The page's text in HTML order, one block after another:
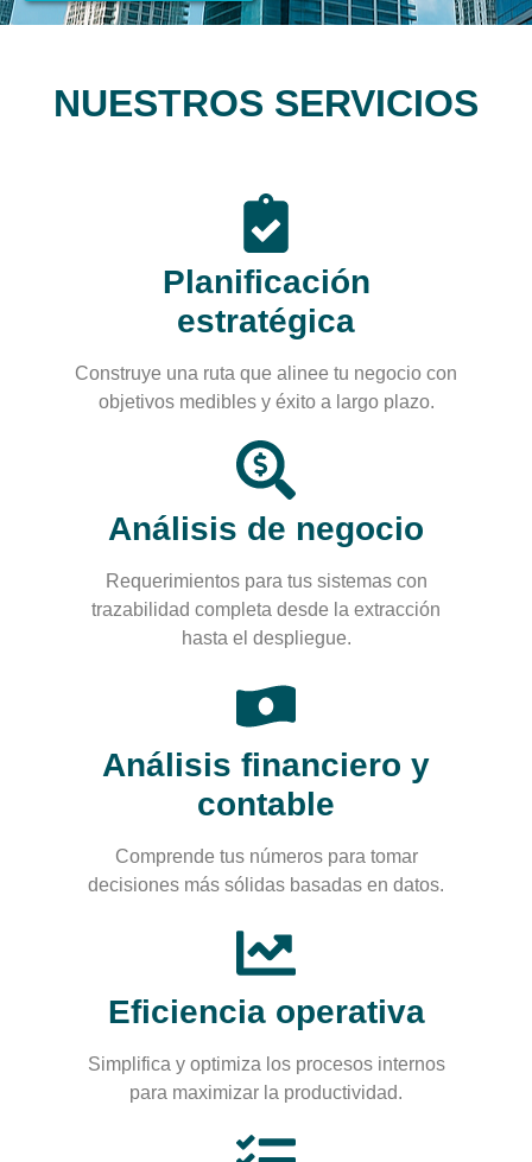
NUESTROS SERVICIOS
Planificación
estratégica
Construye una ruta que alinee tu negocio con
objetivos medibles y éxito a largo plazo.
Análisis de negocio
Requerimientos para tus sistemas con
trazabilidad completa desde la extracción
hasta el despliegue.
Análisis financiero y
contable
Comprende tus números para tomar
decisiones más sólidas basadas en datos.
Eficiencia operativa
Simplifica y optimiza los procesos internos
para maximizar la productividad.